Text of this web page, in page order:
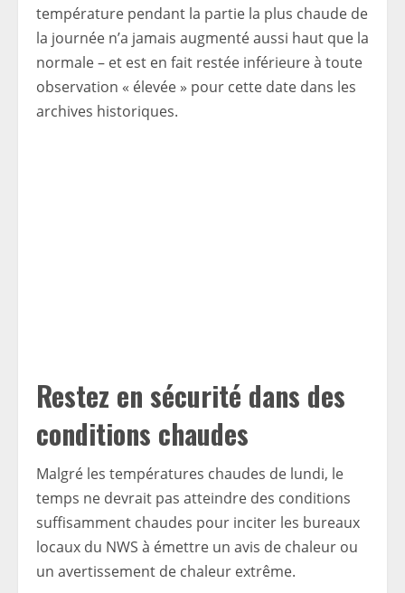
température pendant la partie la plus chaude de
la journée n’a jamais augmenté aussi haut que la
normale – et est en fait restée inférieure à toute
observation « élevée » pour cette date dans les
archives historiques.
Restez en sécurité dans des
conditions chaudes
Malgré les températures chaudes de lundi, le
temps ne devrait pas atteindre des conditions
suffisamment chaudes pour inciter les bureaux
locaux du NWS à émettre un avis de chaleur ou
un avertissement de chaleur extrême.